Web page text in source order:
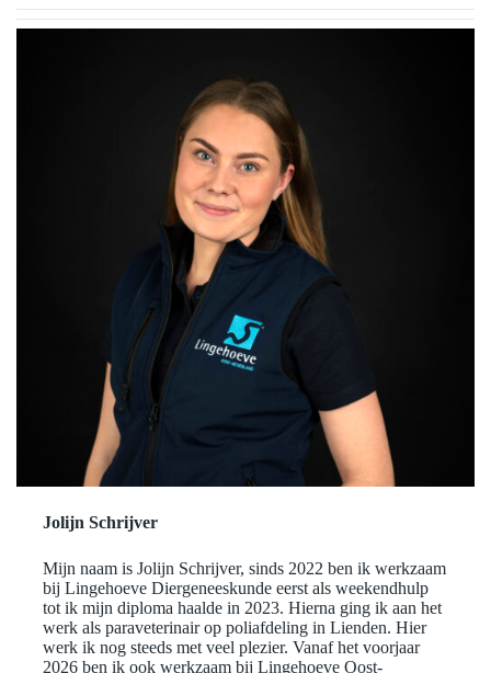
Jolijn Schrijver
Mijn naam is Jolijn Schrijver, sinds 2022 ben ik werkzaam
bij Lingehoeve Diergeneeskunde eerst als weekendhulp
tot ik mijn diploma haalde in 2023. Hierna ging ik aan het
werk als paraveterinair op poliafdeling in Lienden. Hier
werk ik nog steeds met veel plezier. Vanaf het voorjaar
2026 ben ik ook werkzaam bij Lingehoeve Oost-